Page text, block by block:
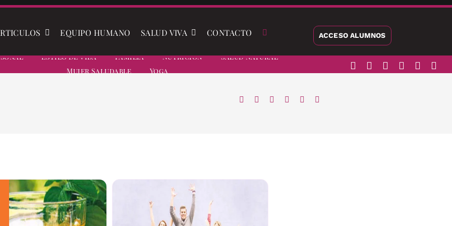
EQUIPO HUMANO SALUD VIVA CONTACTO ACCESO ALUMNOS
Estilo De Vida Familia Nutrición
Salud Natural
Mujer Saludable
Yoga